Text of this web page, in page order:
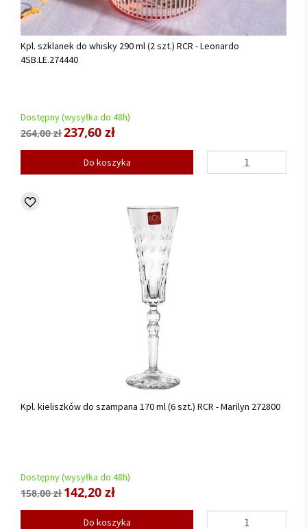
Kpl. szklanek do whisky 290 ml (2 szt.) RCR - Leonardo
4SB.LE.274440
Dostępny (wysyłka do 48h)
264,00 zł237,60 zł
Do koszyka
Kpl. kieliszków do szampana 170 ml (6 szt.) RCR - Marilyn 272800
Dostępny (wysyłka do 48h)
158,00 zł 142,20 zł
Do koszyka